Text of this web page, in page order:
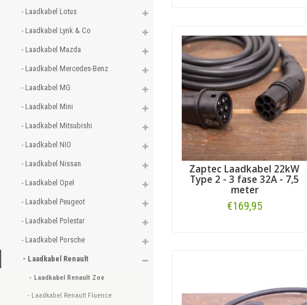
- Laadkabel Lotus
- Laadkabel Lynk & Co
- Laadkabel Mazda
- Laadkabel Mercedes-Benz
- Laadkabel MG
- Laadkabel Mini
- Laadkabel Mitsubishi
- Laadkabel NIO
- Laadkabel Nissan
- Laadkabel Opel
- Laadkabel Peugeot
- Laadkabel Polestar
- Laadkabel Porsche
- Laadkabel Renault
- Laadkabel Renault Zoe
- Laadkabel Renault Fluence
Zaptec Laadkabel 22kW
Type 2 - 3 fase 32A - 7,5
meter
€169,95